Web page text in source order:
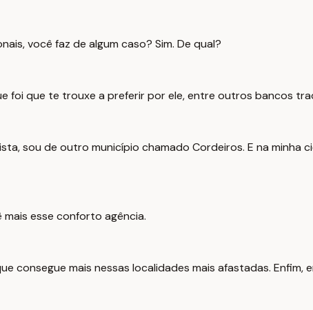
você faz de algum caso? Sim. De qual?
foi que te trouxe a preferir por ele, entre outros bancos
sou de outro município chamado Cordeiros. E na minha
esse conforto agência.
consegue mais nessas localidades mais afastadas. Enfim,